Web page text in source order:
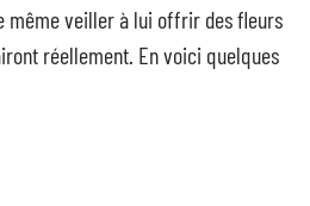
même veiller à lui offrir des fleurs
réellement. En voici quelques